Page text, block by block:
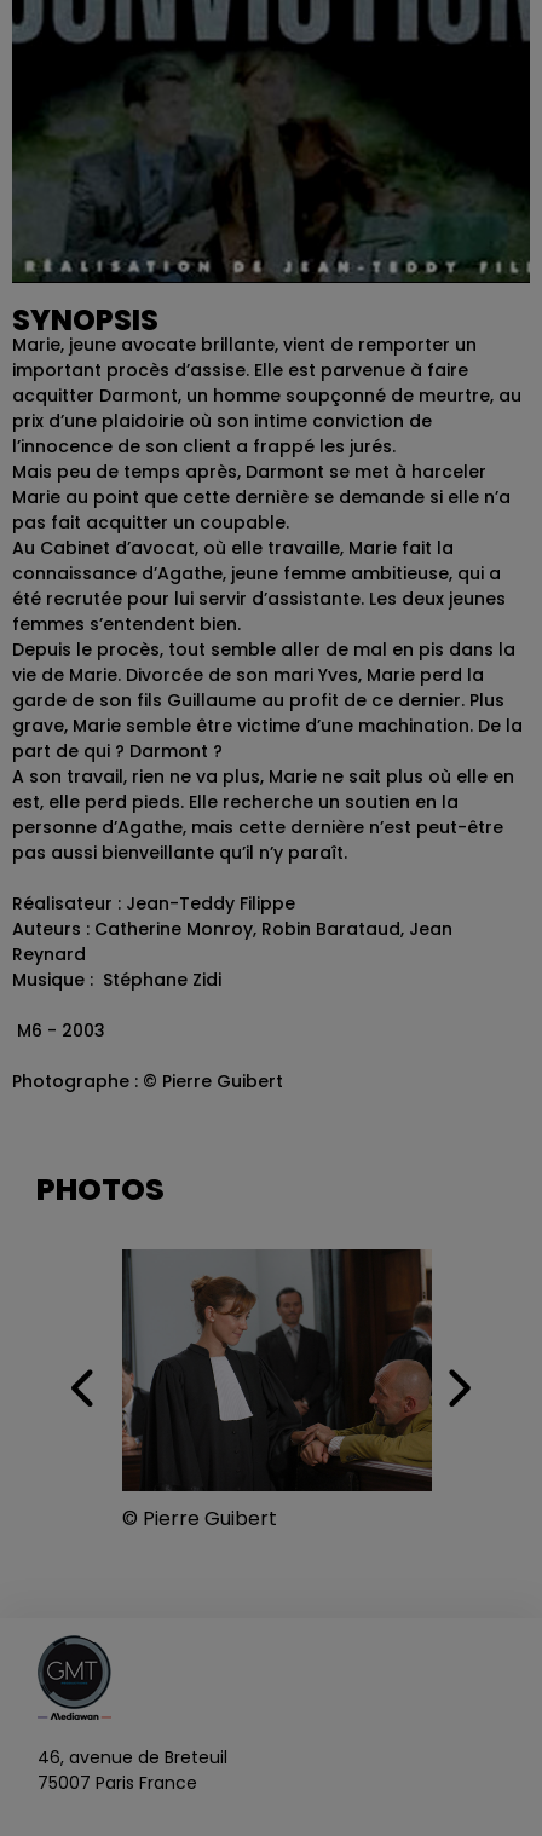
SYNOPSIS
Marie, jeune avocate brillante, vient de remporter un
important procès d’assise. Elle est parvenue à faire
acquitter Darmont, un homme soupçonné de meurtre, au
prix d’une plaidoirie où son intime conviction de
l’innocence de son client a frappé les jurés.
Mais peu de temps après, Darmont se met à harceler
Marie au point que cette dernière se demande si elle n’a
pas fait acquitter un coupable.
Au Cabinet d’avocat, où elle travaille, Marie fait la
connaissance d’Agathe, jeune femme ambitieuse, qui a
été recrutée pour lui servir d’assistante. Les deux jeunes
femmes s’entendent bien.
Depuis le procès, tout semble aller de mal en pis dans la
vie de Marie. Divorcée de son mari Yves, Marie perd la
garde de son fils Guillaume au profit de ce dernier. Plus
grave, Marie semble être victime d’une machination. De la
part de qui ? Darmont ?
A son travail, rien ne va plus, Marie ne sait plus où elle en
est, elle perd pieds. Elle recherche un soutien en la
personne d’Agathe, mais cette dernière n’est peut-être
pas aussi bienveillante qu’il n’y paraît.
Réalisateur : Jean-Teddy Filippe
Auteurs : Catherine Monroy, Robin Barataud, Jean
Reynard
Musique : Stéphane Zidi
M6 - 2003
Photographe : © Pierre Guibert
PHOTOS
© Pierre Guibert
46, avenue de Breteuil
75007 Paris France